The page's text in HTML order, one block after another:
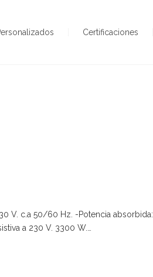
Certificaciones
V. c.a 50/60 Hz. -Potencia absorbida:
a 230 V. 3300 W.…